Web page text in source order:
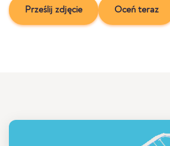
Prześlij zdjęcie Oceń teraz